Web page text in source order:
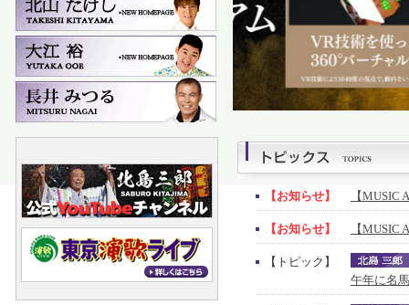
【お知らせ】 【MUSIC
【お知らせ】 【MUSIC
【トピック】
午年に名